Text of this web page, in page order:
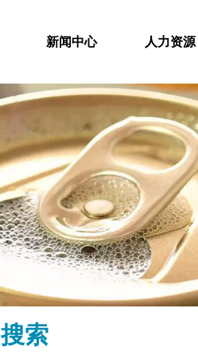
新闻中心 人力资源
搜索